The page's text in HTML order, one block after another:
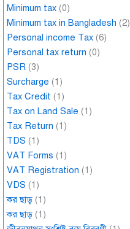
Minimum tax (0)
Minimum tax in Bangladesh (2)
Personal income Tax (6)
Personal tax return (0)
PSR (3)
Surcharge (1)
Tax Credit (1)
Tax on Land Sale (1)
Tax Return (1)
TDS (1)
VAT Forms (1)
VAT Registration (1)
VDS (1)
কর ছাড় (1)
কর ছাড় (1)